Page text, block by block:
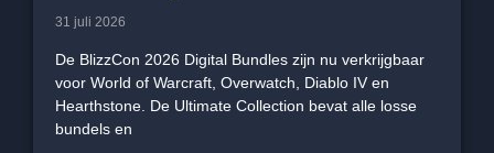
31 juli 2026
De BlizzCon 2026 Digital Bundles zijn nu verkrijgbaar
voor World of Warcraft, Overwatch, Diablo IV en
Hearthstone. De Ultimate Collection bevat alle losse
bundels en